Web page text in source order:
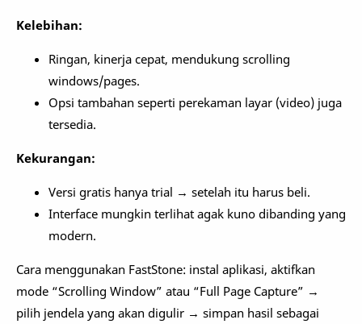
Kelebihan:
Ringan, kinerja cepat, mendukung scrolling
windows/pages.
Opsi tambahan seperti perekaman layar (video) juga
tersedia.
Kekurangan:
Versi gratis hanya trial → setelah itu harus beli.
Interface mungkin terlihat agak kuno dibanding yang
modern.
Cara menggunakan FastStone: instal aplikasi, aktifkan
mode “Scrolling Window” atau “Full Page Capture” →
pilih jendela yang akan digulir → simpan hasil sebagai